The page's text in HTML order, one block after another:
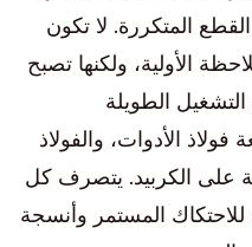
المتكررة. لا تكون
الأولية، ولكنها تصبح
الأدوات، والفولاذ
على الكربيد. يتصرف كل
المستمر وأنسجة